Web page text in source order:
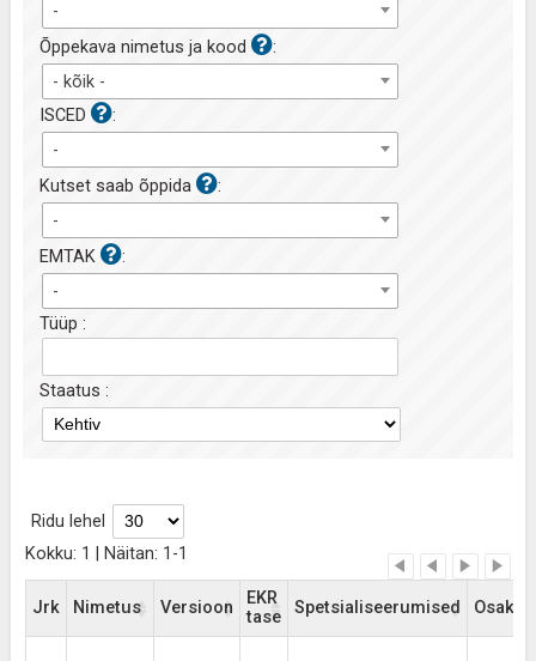
-
Õppekava nimetus ja kood
:
- kõik -
ISCED
:
-
Kutset saab õppida
:
-
EMTAK
:
-
Tüüp :
Staatus :
Ridu lehel
Kokku: 1 | Näitan: 1-1
Jrk Nimetus Versioon
EKR
tase
Spetsialiseerumised